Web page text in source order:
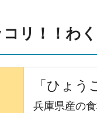
リ！！わ
「 ひょう
兵庫県産の